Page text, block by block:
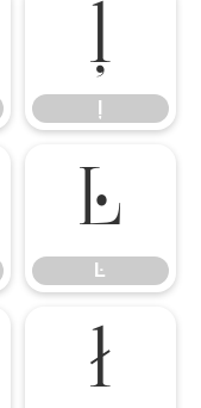
ļ
Ŀ
Ŀ
ł